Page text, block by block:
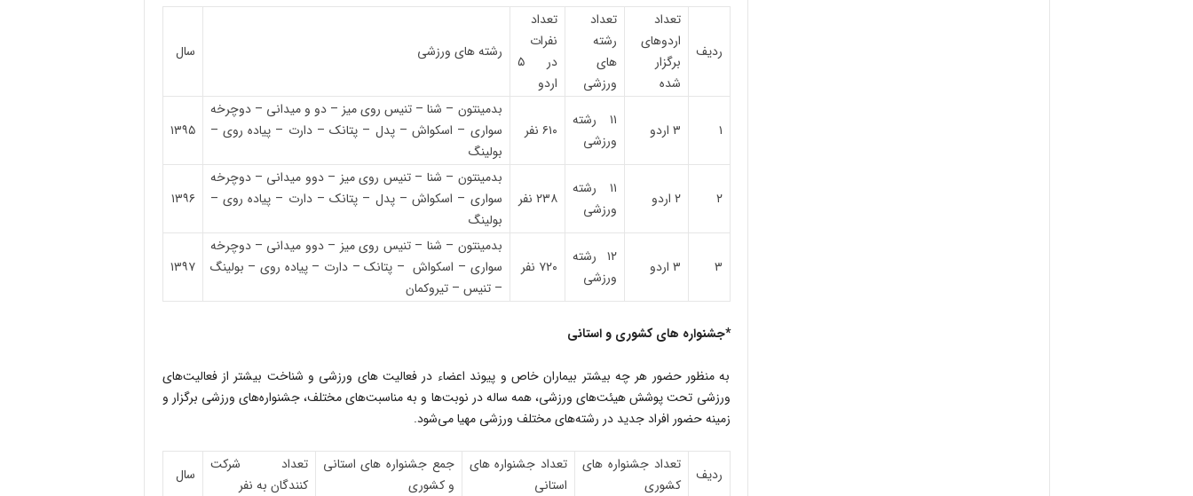
ردیف
تعداد
اردوهای
برگزار
شده
تعداد
رشته
های
ورزشی
تعداد
نفرات
در ۵
اردو
رشته های ورزشی سال
۱ ۳ اردو
۱۱ رشته
ورزشی
۶۱۰ نفر
بدمینتون – شنا – تنیس روی میز – دو و میدانی – دوچرخه
سواری – اسکواش – پدل – پتانک – دارت – پیاده روی –
بولینگ
۱۳۹۵
۲ ۲ اردو
۱۱ رشته
ورزشی
۲۳۸ نفر
بدمینتون – شنا – تنیس روی میز – دوو میدانی – دوچرخه
سواری – اسکواش – پدل – پتانک – دارت – پیاده روی –
بولینگ
۱۳۹۶
۳ ۳ اردو
۱۲ رشته
ورزشی
۷۲۰ نفر
بدمینتون – شنا – تنیس روی میز – دوو میدانی – دوچرخه
سواری – اسکواش – پتانک – دارت – پیاده روی – بولینگ
– تنیس – تیروکمان
۱۳۹۷
*جشنواره های کشوری و استانی
به منظور حضور هر چه بیشتر بیماران خاص و پیوند اعضاء در فعالیت های ورزشی و شناخت بیشتر از فعالیت‌های
ورزشی تحت پوشش هیئت‌های ورزشی، همه ساله در نوبت‌ها و به مناسبت‌های مختلف، جشنواره‌های ورزشی برگزار و
زمینه حضور افراد جدید در رشته‌های مختلف ورزشی مهیا می‌شود.
ردیف
تعداد جشنواره های
کشوری
تعداد جشنواره های
استانی
جمع جشنواره های استانی
و کشوری
تعداد شرکت
کنندگان به نفر
سال